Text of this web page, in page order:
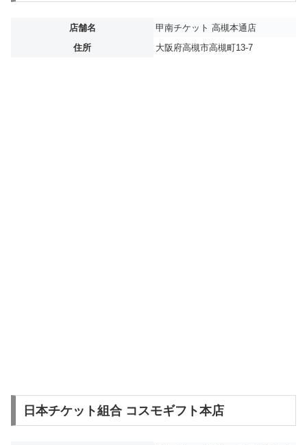
店舗名
甲南チケット 高槻本通店
住所
大阪府高槻市高槻町13-7
日本チケット組合 コスモギフト本店